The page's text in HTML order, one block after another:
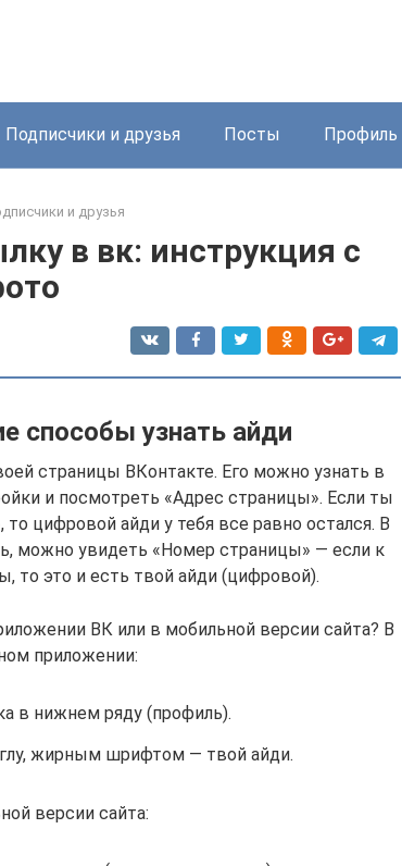
Подписчики и друзья Посты Профиль
и друзья
в вк: инструкция с
способы узнать айди
страницы ВКонтакте. Его можно узнать в
и посмотреть «Адрес страницы». Если ты
цифровой айди у тебя все равно остался. В
можно увидеть «Номер страницы» — если к
то это и есть твой айди (цифровой).
ВК или в мобильной версии сайта? В
приложении:
в нижнем ряду (профиль).
жирным шрифтом — твой айди.
версии сайта: